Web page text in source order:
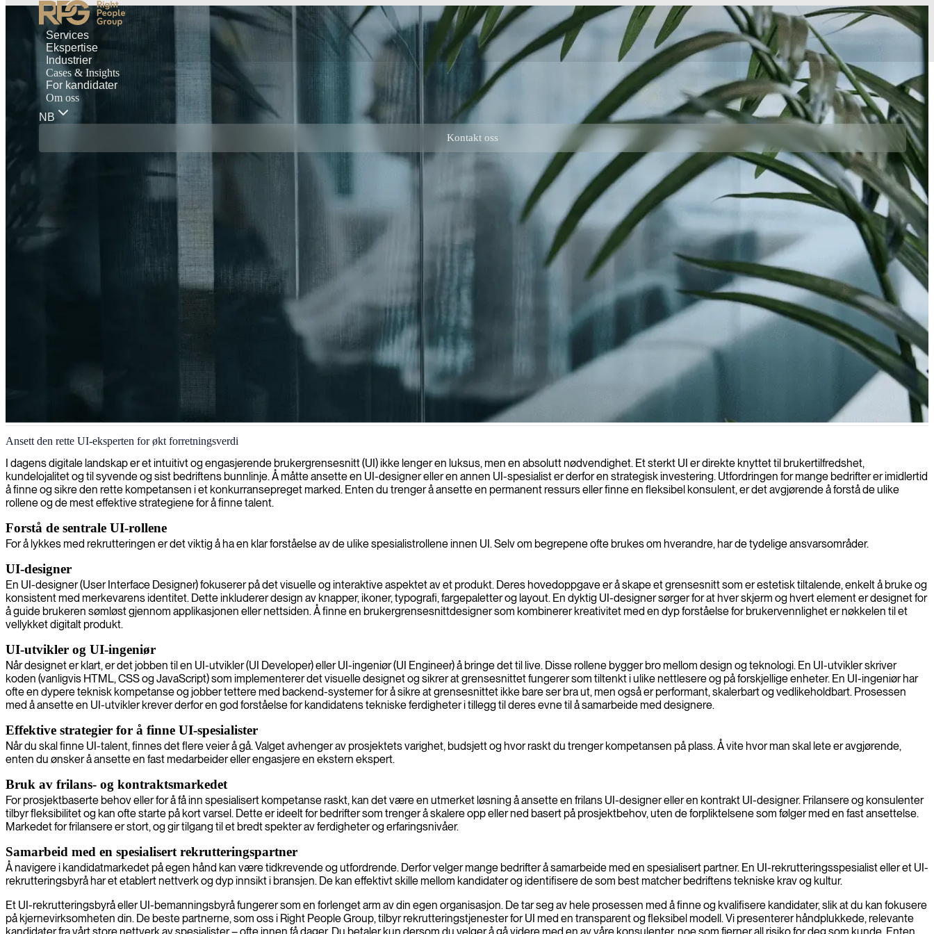
Services
Ekspertise
Industrier
Cases & Insights
For kandidater
Om oss
NB
Kontakt oss
Brukergrensesnittdesign og -utvikling
Vi tilbyr dyktige UI-konsulenter som er spesialister på å lage moderne grensesnitt som forbedrer brukeropplevelsen og driver forretningsvekst.
Ansett den rette UI-eksperten for økt forretningsverdi
I dagens digitale landskap er et intuitivt og engasjerende brukergrensesnitt (UI) ikke lenger en luksus, men en absolutt nødvendighet. Et sterkt UI er direkte knyttet til brukertilfredshet,
kundelojalitet og til syvende og sist bedriftens bunnlinje. Å måtte ansette en UI-designer eller en annen UI-spesialist er derfor en strategisk investering. Utfordringen for mange bedrifter er imidlertid
å finne og sikre den rette kompetansen i et konkurransepreget marked. Enten du trenger å ansette en permanent ressurs eller finne en fleksibel konsulent, er det avgjørende å forstå de ulike
rollene og de mest effektive strategiene for å finne talent.
Forstå de sentrale UI-rollene
For å lykkes med rekrutteringen er det viktig å ha en klar forståelse av de ulike spesialistrollene innen UI. Selv om begrepene ofte brukes om hverandre, har de tydelige ansvarsområder.
UI-designer
En UI-designer (User Interface Designer) fokuserer på det visuelle og interaktive aspektet av et produkt. Deres hovedoppgave er å skape et grensesnitt som er estetisk tiltalende, enkelt å bruke og
konsistent med merkevarens identitet. Dette inkluderer design av knapper, ikoner, typografi, fargepaletter og layout. En dyktig UI-designer sørger for at hver skjerm og hvert element er designet for
å guide brukeren sømløst gjennom applikasjonen eller nettsiden. Å finne en brukergrensesnittdesigner som kombinerer kreativitet med en dyp forståelse for brukervennlighet er nøkkelen til et
vellykket digitalt produkt.
UI-utvikler og UI-ingeniør
Når designet er klart, er det jobben til en UI-utvikler (UI Developer) eller UI-ingeniør (UI Engineer) å bringe det til live. Disse rollene bygger bro mellom design og teknologi. En UI-utvikler skriver
koden (vanligvis HTML, CSS og JavaScript) som implementerer det visuelle designet og sikrer at grensesnittet fungerer som tiltenkt i ulike nettlesere og på forskjellige enheter. En UI-ingeniør har
ofte en dypere teknisk kompetanse og jobber tettere med backend-systemer for å sikre at grensesnittet ikke bare ser bra ut, men også er performant, skalerbart og vedlikeholdbart. Prosessen
med å ansette en UI-utvikler krever derfor en god forståelse for kandidatens tekniske ferdigheter i tillegg til deres evne til å samarbeide med designere.
Effektive strategier for å finne UI-spesialister
Når du skal finne UI-talent, finnes det flere veier å gå. Valget avhenger av prosjektets varighet, budsjett og hvor raskt du trenger kompetansen på plass. Å vite hvor man skal lete er avgjørende,
enten du ønsker å ansette en fast medarbeider eller engasjere en ekstern ekspert.
Bruk av frilans- og kontraktsmarkedet
For prosjektbaserte behov eller for å få inn spesialisert kompetanse raskt, kan det være en utmerket løsning å ansette en frilans UI-designer eller en kontrakt UI-designer. Frilansere og konsulenter
tilbyr fleksibilitet og kan ofte starte på kort varsel. Dette er ideelt for bedrifter som trenger å skalere opp eller ned basert på prosjektbehov, uten de forpliktelsene som følger med en fast ansettelse.
Markedet for frilansere er stort, og gir tilgang til et bredt spekter av ferdigheter og erfaringsnivåer.
Samarbeid med en spesialisert rekrutteringspartner
Å navigere i kandidatmarkedet på egen hånd kan være tidkrevende og utfordrende. Derfor velger mange bedrifter å samarbeide med en spesialisert partner. En UI-rekrutteringsspesialist eller et UI-
rekrutteringsbyrå har et etablert nettverk og dyp innsikt i bransjen. De kan effektivt skille mellom kandidater og identifisere de som best matcher bedriftens tekniske krav og kultur.
Et UI-rekrutteringsbyrå eller UI-bemanningsbyrå fungerer som en forlenget arm av din egen organisasjon. De tar seg av hele prosessen med å finne og kvalifisere kandidater, slik at du kan fokusere
på kjernevirksomheten din. De beste partnerne, som oss i Right People Group, tilbyr rekrutteringstjenester for UI med en transparent og fleksibel modell. Vi presenterer håndplukkede, relevante
kandidater fra vårt store nettverk av spesialister – ofte innen få dager. Du betaler kun dersom du velger å gå videre med en av våre konsulenter, noe som fjerner all risiko for deg som kunde. Enten